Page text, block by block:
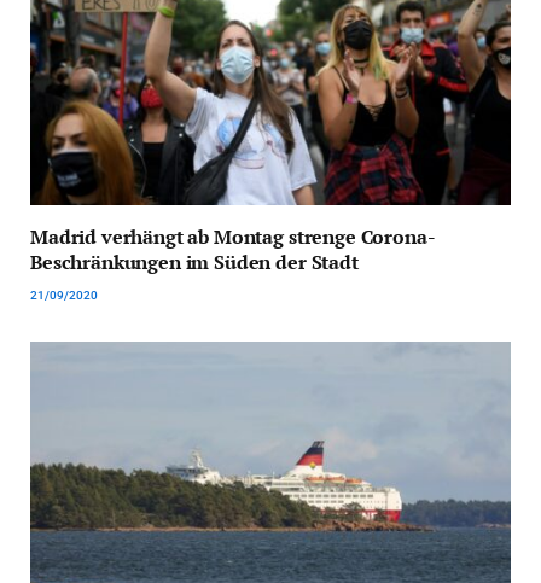
Madrid verhängt ab Montag strenge Corona-
Beschränkungen im Süden der Stadt
21/09/2020